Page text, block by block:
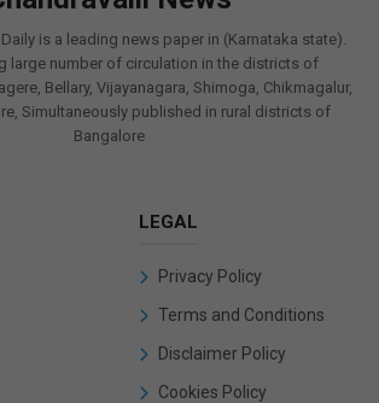
is a leading news paper in (Karnataka state).
large number of circulation in the districts of
Bellary, Vijayanagara, Shimoga, Chikmagalur,
Simultaneously published in rural districts of
Bangalore
LEGAL
Privacy Policy
Terms and Conditions
Disclaimer Policy
Cookies Policy